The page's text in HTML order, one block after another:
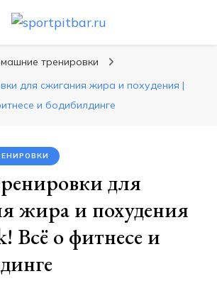
упражнения, правильные
программы тренировок
тренировки
для сжигания жира и похудения |
и бодибилдинге
для
жира и похудения
Всё о фитнесе и